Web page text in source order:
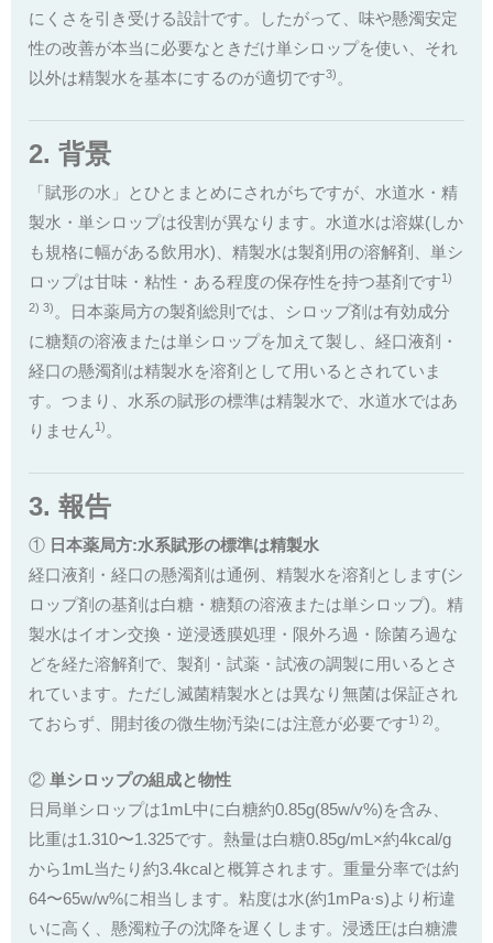
にくさを引き受ける設計です。したがって、味や懸濁安定
性の改善が本当に必要なときだけ単シロップを使い、それ
以外は精製水を基本にするのが適切です3) 。
2. 背景
「賦形の水」とひとまとめにされがちですが、水道水・精
製水・単シロップは役割が異なります。水道水は溶媒(しか
も規格に幅がある飲用水)、精製水は製剤用の溶解剤、単シ
ロップは甘味・粘性・ある程度の保存性を持つ基剤です1)
2) 3) 。日本薬局方の製剤総則では、シロップ剤は有効成分
に糖類の溶液または単シロップを加えて製し、経口液剤・
経口の懸濁剤は精製水を溶剤として用いるとされていま
す。つまり、水系の賦形の標準は精製水で、水道水ではあ
りません1) 。
3. 報告
① 日本薬局方:水系賦形の標準は精製水
経口液剤・経口の懸濁剤は通例、精製水を溶剤とします(シ
ロップ剤の基剤は白糖・糖類の溶液または単シロップ)。精
製水はイオン交換・逆浸透膜処理・限外ろ過・除菌ろ過な
どを経た溶解剤で、製剤・試薬・試液の調製に用いるとさ
れています。ただし滅菌精製水とは異なり無菌は保証され
ておらず、開封後の微生物汚染には注意が必要です1) 2) 。
② 単シロップの組成と物性
日局単シロップは1mL中に白糖約0.85g(85w/v%)を含み、
比重は1.310〜1.325です。熱量は白糖0.85g/mL×約4kcal/g
から1mL当たり約3.4kcalと概算されます。重量分率では約
64〜65w/w%に相当します。粘度は水(約1mPa·s)より桁違
いに高く、懸濁粒子の沈降を遅くします。浸透圧は白糖濃